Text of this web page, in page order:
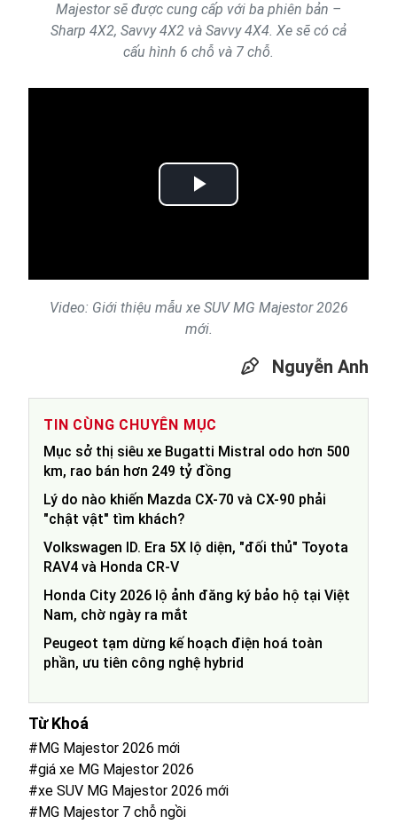
Majestor sẽ được cung cấp với ba phiên bản –
Sharp 4X2, Savvy 4X2 và Savvy 4X4. Xe sẽ có cả
cấu hình 6 chỗ và 7 chỗ.
Play
Video: Giới thiệu mẫu xe SUV MG Majestor 2026
mới.
Nguyễn Anh
TIN CÙNG CHUYÊN MỤC
Mục sở thị siêu xe Bugatti Mistral odo hơn 500
km, rao bán hơn 249 tỷ đồng
Lý do nào khiến Mazda CX-70 và CX-90 phải
"chật vật" tìm khách?
Volkswagen ID. Era 5X lộ diện, "đối thủ" Toyota
RAV4 và Honda CR-V
Honda City 2026 lộ ảnh đăng ký bảo hộ tại Việt
Nam, chờ ngày ra mắt
Peugeot tạm dừng kế hoạch điện hoá toàn
phần, ưu tiên công nghệ hybrid
Từ Khoá
#MG Majestor 2026 mới
#giá xe MG Majestor 2026
#xe SUV MG Majestor 2026 mới
#MG Majestor 7 chỗ ngồi